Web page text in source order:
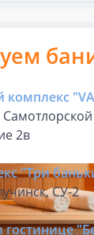
2в
"Три
СУ-2
гостинице